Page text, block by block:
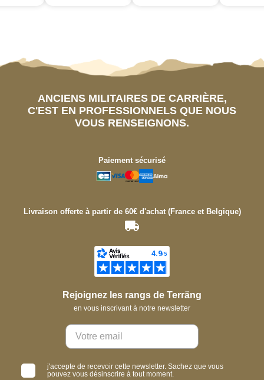
ANCIENS MILITAIRES DE CARRIÈRE,
C'EST EN PROFESSIONNELS QUE NOUS
VOUS RENSEIGNONS.
Paiement sécurisé
Livraison offerte à partir de 60€ d'achat (France et Belgique)
Rejoignez les rangs de Terräng
en vous inscrivant à notre newsletter
j'accepte de recevoir cette newsletter. Sachez que vous
pouvez vous désinscrire à tout moment.